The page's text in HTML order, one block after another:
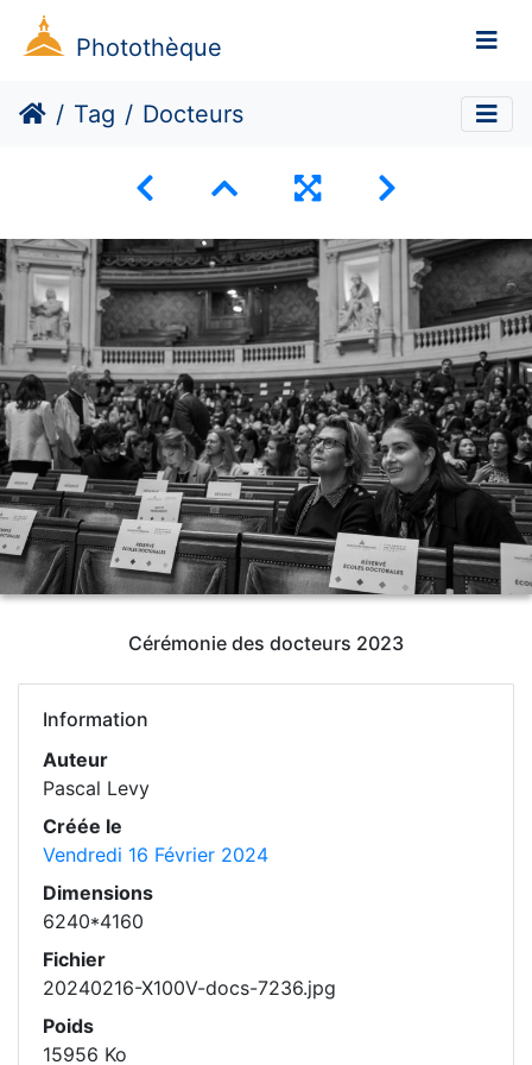
Photothèque
Tag Docteurs
Cérémonie des docteurs 2023
Information
Auteur
Pascal Levy
Créée le
Vendredi 16 Février 2024
Dimensions
6240*4160
Fichier
20240216-X100V-docs-7236.jpg
Poids
15956 Ko